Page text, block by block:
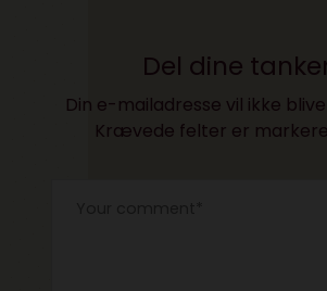
Del dine
Din e-mailadresse vil ikke
Krævede felter er